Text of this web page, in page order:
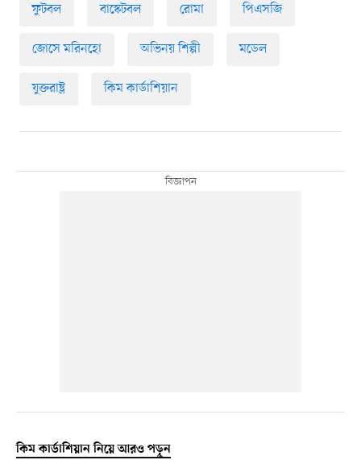
ফুটবল বাস্কেটবল রোমা পিএসজি
জোসে মরিনহো অভিনয় শিল্পী মডেল
যুক্তরাষ্ট্র কিম কার্ডাশিয়ান
কিম কার্ডাশিয়ান নিয়ে আরও পড়ুন